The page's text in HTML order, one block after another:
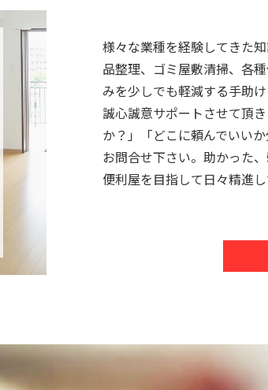
様々な業種を経験してきた
品整理、ゴミ屋敷清掃、各
みを少しでも軽減する手助け
誠心誠意サポートさせて頂
か？」「どこに頼んでいい
お問合せ下さい。助かった
便利屋を目指して日々精進し